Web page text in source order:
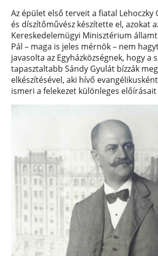
Az épület első terveit a fiatal Lehoczky
és díszítőművész készítette el, azokat
Kereskedelemügyi Minisztérium
Pál – maga is jeles mérnök – nem
javasolta az Egyházközségnek, hogy a
tapasztaltabb Sándy Gyulát bízzák
elkészítésével, aki hívő
ismeri a felekezet különleges előírásait